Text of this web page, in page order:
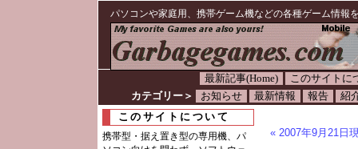
パソコンや家庭用、携帯ゲーム機などの各種ゲーム情報
最新記事(Home)
このサイトに
カテゴリー＞
お知らせ 最新情報 報告 紹
« 2007年9月21日
このサイトについて
携帯型・据え置き型の専用機、パ